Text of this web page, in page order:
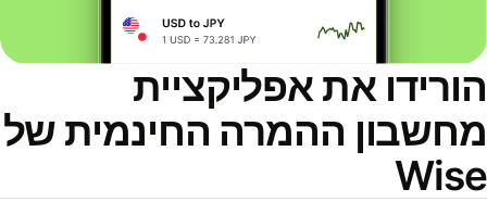
את אפליקציית
ההמרה החינמית של